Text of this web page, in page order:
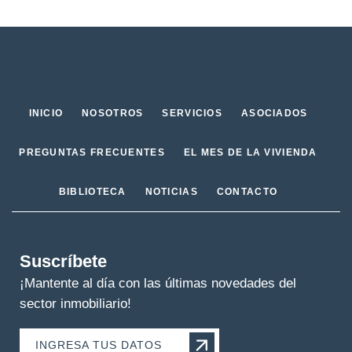
INICIO NOSOTROS SERVICIOS ASOCIADOS
PREGUNTAS FRECUENTES EL MES DE LA VIVIENDA
BIBLIOTECA NOTICIAS CONTACTO
Suscríbete
¡Mantente al día con las últimas novedades del
sector inmobiliario!
INGRESA TUS DATOS